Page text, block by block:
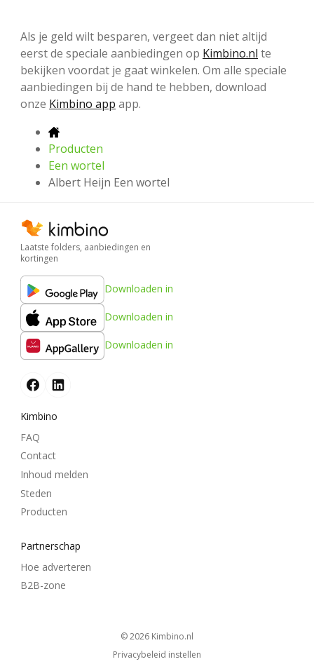
Als je geld wilt besparen, vergeet dan niet altijd
eerst de speciale aanbiedingen op Kimbino.nl te
bekijken voordat je gaat winkelen. Om alle speciale
aanbiedingen bij de hand te hebben, download
onze Kimbino app app.
Producten
Een wortel
Albert Heijn Een wortel
Laatste folders, aanbiedingen en
kortingen
Downloaden in
Downloaden in
Downloaden in
Kimbino
FAQ
Contact
Inhoud melden
Steden
Producten
Partnerschap
Hoe adverteren
B2B-zone
© 2026
kimbino.nl
Privacybeleid instellen